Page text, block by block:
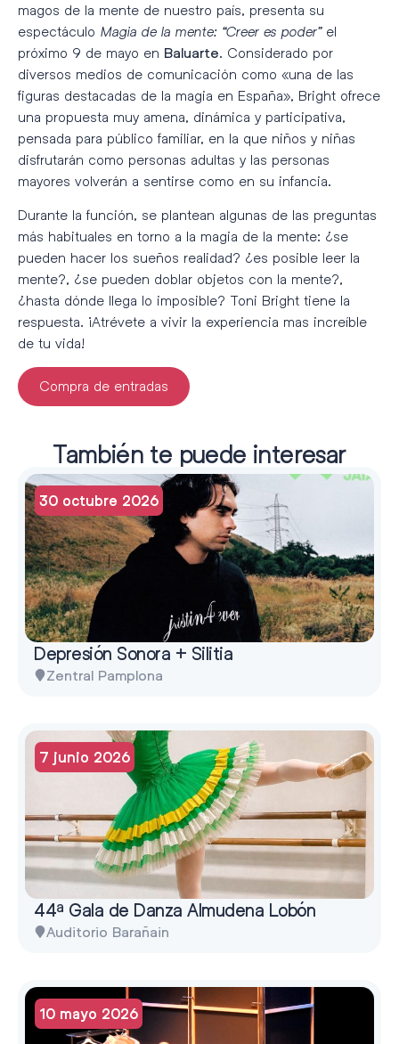
magos de la mente de nuestro país, presenta su
espectáculo Magia de la mente: “Creer es poder”el
próximo 9 de mayo en Baluarte. Considerado por
diversos medios de comunicación como «una de las
figuras destacadas de la magia en España», Bright ofrece
una propuesta muy amena, dinámica y participativa,
pensada para público familiar, en la que niños y niñas
disfrutarán como personas adultas y las personas
mayores volverán a sentirse como en su infancia.
Durante la función, se plantean algunas de las preguntas
más habituales en torno a la magia de la mente: ¿se
pueden hacer los sueños realidad? ¿es posible leer la
mente?, ¿se pueden doblar objetos con la mente?,
¿hasta dónde llega lo imposible? Toni Bright tiene la
respuesta. ¡Atrévete a vivir la experiencia mas increíble
de tu vida!
Compra de entradas
También te puede interesar
30 octubre 2026
Depresión Sonora + Silitia
Zentral Pamplona
7 junio 2026
44ª Gala de Danza Almudena Lobón
Auditorio Barañain
10 mayo 2026